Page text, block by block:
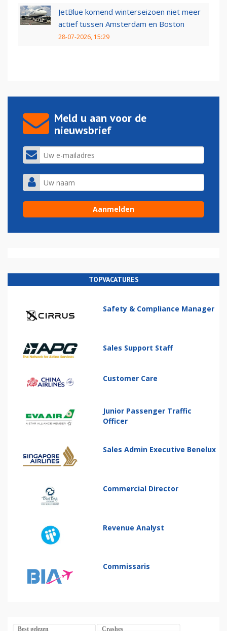
JetBlue komend winterseizoen niet meer
actief tussen Amsterdam en Boston
28-07-2026, 15:29
Meld u aan voor de
nieuwsbrief
TOPVACATURES
Safety & Compliance Manager
Sales Support Staff
Customer Care
Junior Passenger Traffic
Officer
Sales Admin Executive Benelux
Commercial Director
Revenue Analyst
Commissaris
Best gelezen Crashes